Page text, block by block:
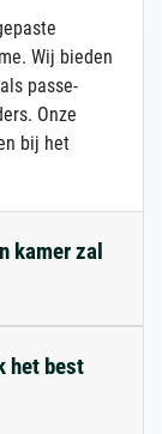
Wij bieden
passe-
Onze
bij het
kamer zal
het best